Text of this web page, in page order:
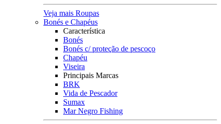
Veja mais Roupas
Bonés e Chapéus
Característica
Bonés
Bonés c/ proteção de pescoço
Chapéu
Viseira
Principais Marcas
BRK
Vida de Pescador
Sumax
Mar Negro Fishing